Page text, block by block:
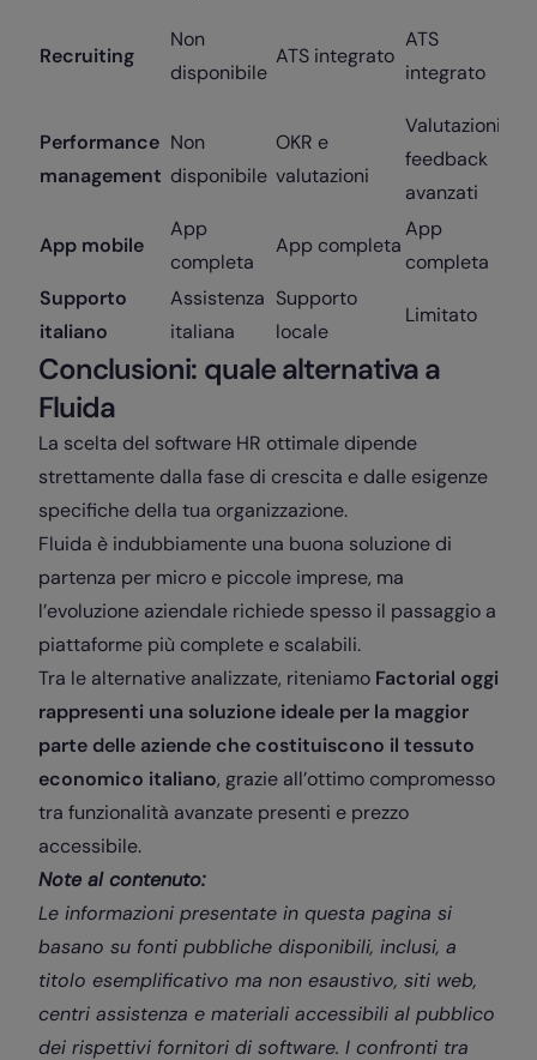
Recruiting
Non
disponibile
ATS integrato
ATS
integrato
Performance
management
Non
disponibile
OKR e
valutazioni
Valutazioni e
feedback
avanzati
App mobile
App
completa
App completa
App
completa
Supporto
italiano
Assistenza
italiana
Supporto
locale
Limitato
Conclusioni: quale alternativa a
Fluida
La scelta del software HR ottimale dipende
strettamente dalla fase di crescita e dalle esigenze
specifiche della tua organizzazione.
Fluida è indubbiamente una buona soluzione di
partenza per micro e piccole imprese, ma
l’evoluzione aziendale richiede spesso il passaggio a
piattaforme più complete e scalabili.
Tra le alternative analizzate, riteniamo Factorial oggi
rappresenti una soluzione ideale per la maggior
parte delle aziende che costituiscono il tessuto
economico italiano, grazie all’ottimo compromesso
tra funzionalità avanzate presenti e prezzo
accessibile.
Note al contenuto:
Le informazioni presentate in questa pagina si
basano su fonti pubbliche disponibili, inclusi, a
titolo esemplificativo ma non esaustivo, siti web,
centri assistenza e materiali accessibili al pubblico
dei rispettivi fornitori di software. I confronti tra